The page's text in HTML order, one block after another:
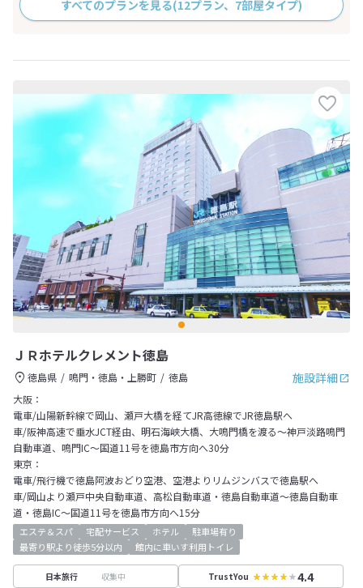
すべてのプランを見る(12プラン、7部屋タイプ)
ＪＲホテルクレメント徳島
施設詳細
徳島県 鳴門・徳島・上勝町
徳島
大阪：
電車/山陽新幹線で岡山、瀬戸大橋を経てJR高徳線でJR徳島駅へ
車/阪神高速で垂水JCT経由、明石海峡大橋、大鳴門橋を渡る～神戸淡路鳴門
自動車道、鳴門IC～国道11号を徳島市方向へ30分
東京：
電車/飛行機で徳島阿波おどり空港、空港よりリムジンバスで徳島駅へ
車/岡山より瀬戸中央自動車道、高松自動車道・徳島自動車道～徳島自動車
道・徳島IC～国道11号を徳島市方向へ15分
エステ＆スパ 宅配サービス ホテル
駐車場有り
最寄り駅より徒歩5分以内
館内に車いす利用トイレ
日本旅行 収集中 TrustYou 4.4